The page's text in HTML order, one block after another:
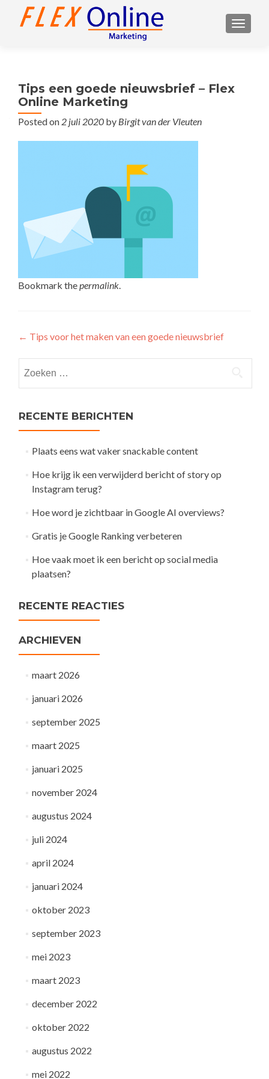
Tips een goede nieuwsbrief – Flex
Online Marketing
Posted on 2 juli 2020 by Birgit van der Vleuten
Bookmark thepermalink.
Post
navigation
← Tips voor het maken van een goede nieuwsbrief
naar:
RECENTE BERICHTEN
Plaats eens wat vaker snackable content
Hoe krijg ik een verwijderd bericht of story op
Instagram terug?
Hoe word je zichtbaar in Google AI overviews?
Gratis je Google Ranking verbeteren
Hoe vaak moet ik een bericht op social media
plaatsen?
RECENTE REACTIES
ARCHIEVEN
maart 2026
januari 2026
september 2025
maart 2025
januari 2025
november 2024
augustus 2024
juli 2024
april 2024
januari 2024
oktober 2023
september 2023
mei 2023
maart 2023
december 2022
oktober 2022
augustus 2022
mei 2022